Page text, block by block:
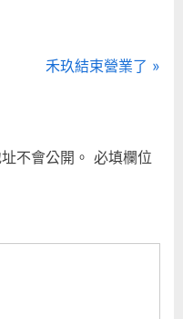
N
P
t
禾玖結束營業了
不會公開。 必填欄位